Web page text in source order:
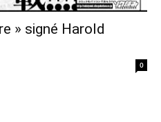
» signé Harold
0